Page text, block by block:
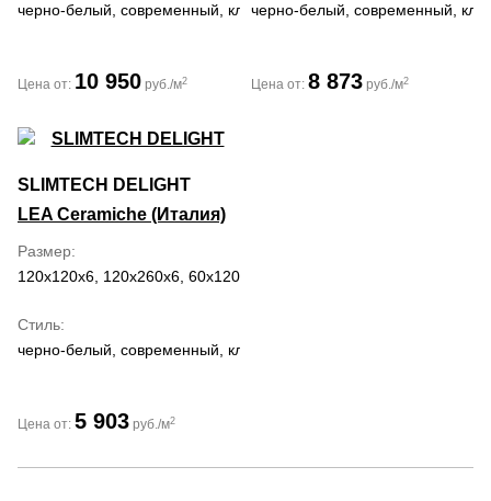
черно-белый, современный, классический
Цена от: 10 950 руб./м2
черно-белый, современный,
Цена от: 8 873 руб./м2
SLIMTECH DELIGHT
LEA Ceramiche (Италия)
Размер
120x120x6, 120x260x6, 60x120x6
Стиль
черно-белый, современный, классический
Цена от: 5 903 руб./м2